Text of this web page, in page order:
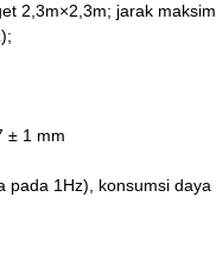
2,3m×2,3m; jarak
± 1 mm
1Hz), konsumsi